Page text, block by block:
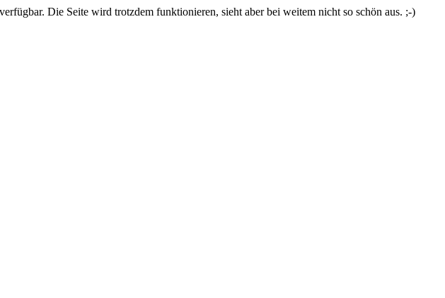
Die Seite wird trotzdem funktionieren, sieht aber bei weitem nicht so schön aus. ;-)